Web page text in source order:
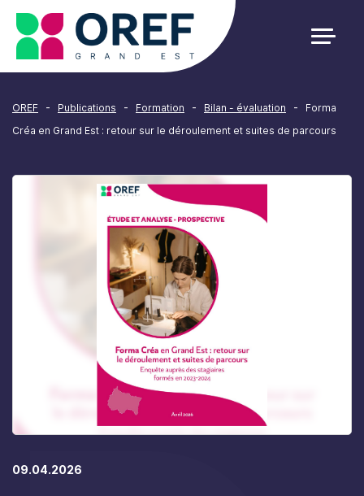
OREF - Publications - Formation - Bilan - évaluation -
Forma
Créa en Grand Est : retour sur le déroulement et suites de parcours
09.04.2026